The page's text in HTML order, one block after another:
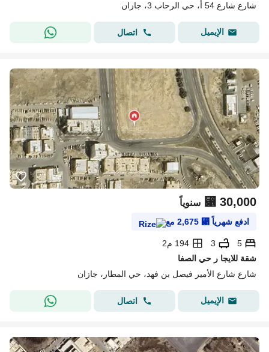
شارع شارع 54 أ، حي الرحاب 3، جازان
الإيميل اتصال
⃁ 30,000 سنوياً
ادفع شهرياً ⃁
2,675 مع
5
3
194 م2
شقة للايجا ر حي الصفا
شارع شارع الأمير فيصل بن فهد، حي المطار، جازان
الإيميل اتصال